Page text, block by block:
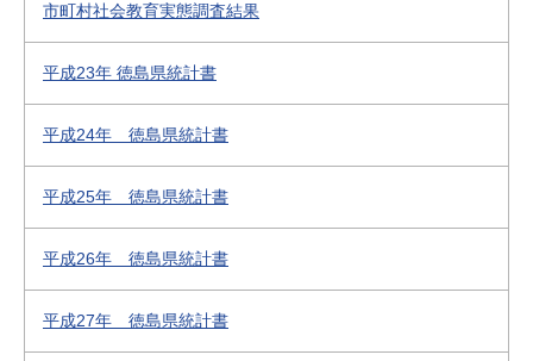
市町村社会教育実態調査結果
平成23年 徳島県統計書
平成24年 徳島県統計書
平成25年 徳島県統計書
平成26年 徳島県統計書
平成27年 徳島県統計書